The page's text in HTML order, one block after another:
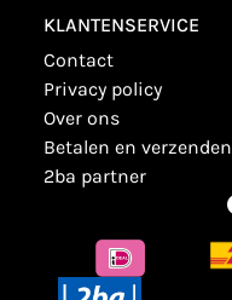
KLANTENSERVICE
contact
privacy policy
over ons
betalen en verzenden
2ba partner